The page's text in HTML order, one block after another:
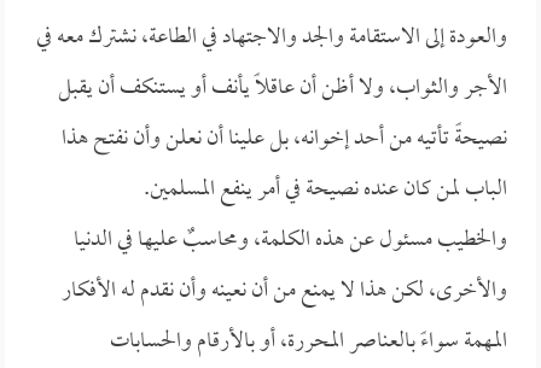
والعودة إلى الاستقامة والجد والاجتهاد في الطاعة، نشترك معه في
الأجر والثواب، ولا أظن أن عاقلاً يأنف أو يستنكف أن يقبل
نصيحةً تأتيه من أحد إخوانه، بل علينا أن نعلن وأن نفتح هذا
الباب لمن كان عنده نصيحة في أمر ينفع المسلمين.
والخطيب مسئول عن هذه الكلمة، ومحاسبٌ عليها في الدنيا
والأخرى، لكن هذا لا يمنع من أن نعينه وأن نقدم له الأفكار
المهمة سواءً بالعناصر المحررة، أو بالأرقام والحسابات